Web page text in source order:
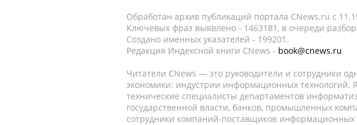
Обработан архив публикаций портала CNews.ru c
Ключевых фраз выявлено - 1463181, в очереди
Создано именных указателей - 199201.
Редакция Индексной книги CNews - book@cnews.ru
Читатели CNews — это руководители и сотрудники
экономики: индустрии информационных
технические специалисты департаментов
государственной власти, банков, промышленных
сотрудники компаний-поставщиков информационных